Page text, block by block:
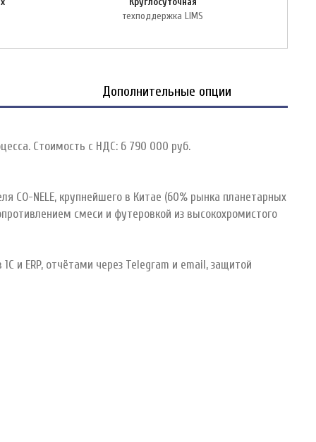
техподдержка LIMS
Дополнительные опции
Стоимость с НДС: 6 790 000 руб.
CO-NELE, крупнейшего в Китае (60% рынка планетарных
смеси и футеровкой из высокохромистого
и ERP, отчётами через Telegram и email, защитой